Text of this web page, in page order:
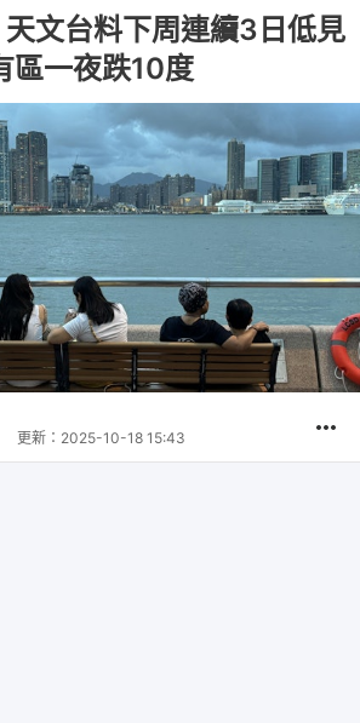
文台料下周連續3日低見
一夜跌10度
更新： 2025-10-18 15:43